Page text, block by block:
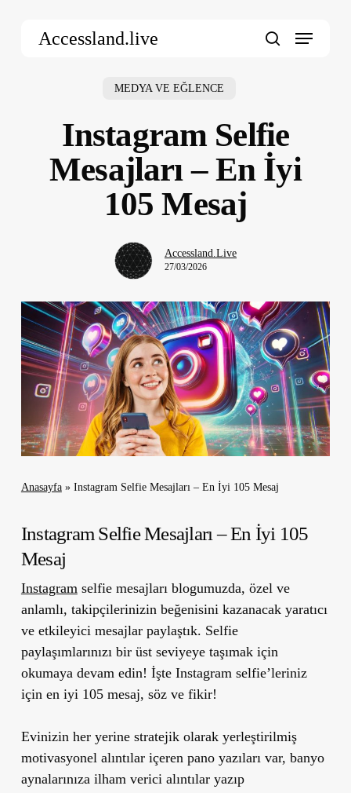
Accessland.live Menu
MEDYA VE EĞLENCE
Instagram Selfie
Mesajları – En İyi
105 Mesaj
Accessland.Live
27/03/2026
Anasayfa» Instagram Selfie Mesajları – En İyi 105 Mesaj
Instagram Selfie Mesajları – En İyi 105
Mesaj
Instagram selfie mesajları blogumuzda, özel ve
anlamlı, takipçilerinizin beğenisini kazanacak yaratıcı
ve etkileyici mesajlar paylaştık. Selfie
paylaşımlarınızı bir üst seviyeye taşımak için
okumaya devam edin! İşte Instagram selfie’leriniz
için en iyi 105 mesaj, söz ve fikir!
Evinizin her yerine stratejik olarak yerleştirilmiş
motivasyonel alıntılar içeren pano yazıları var, banyo
aynalarınıza ilham verici alıntılar yazıp